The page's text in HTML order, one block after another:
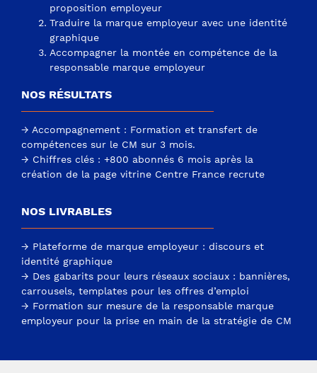
proposition employeur
Traduire la marque employeur avec une identité
graphique
Accompagner la montée en compétence de la
responsable marque employeur
NOS RÉSULTATS
→ Accompagnement : Formation et transfert de
compétences sur le CM sur 3 mois.
→ Chiffres clés : +800 abonnés 6 mois après la
création de la page vitrine Centre France recrute
NOS LIVRABLES
→ Plateforme de marque employeur : discours et
identité graphique
→ Des gabarits pour leurs réseaux sociaux : bannières,
carrousels, templates pour les offres d’emploi
→ Formation sur mesure de la responsable marque
employeur pour la prise en main de la stratégie de CM